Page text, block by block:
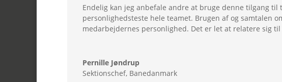
Endelig kan jeg anbefale andre at bruge denne tilgang
personlighedsteste hele teamet. Brugen af og samtalen
medarbejdernes personlighed. Det er let at relatere sig
Pernille Jøndrup
Sektionschef, Banedanmark